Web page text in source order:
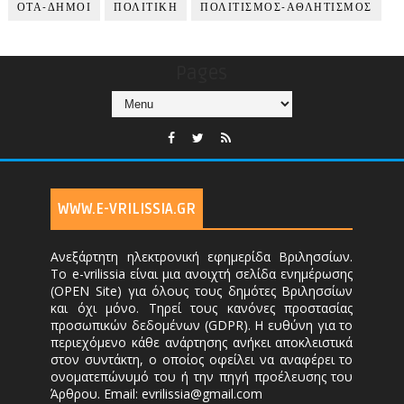
ΟΤΑ-ΔΗΜΟΙ ΠΟΛΙΤΙΚΗ ΠΟΛΙΤΙΣΜΟΣ-ΑΘΛΗΤΙΣΜΟΣ
WWW.E-VRILISSIA.GR
Ανεξάρτητη ηλεκτρονική εφημερίδα Βριλησσίων.
Το e-vrilissia είναι μια ανοιχτή σελίδα ενημέρωσης
(OPEN Site) για όλους τους δημότες Βριλησσίων
και όχι μόνο. Τηρεί τους κανόνες προστασίας
προσωπικών δεδομένων (GDPR). Η ευθύνη για το
περιεχόμενο κάθε ανάρτησης ανήκει αποκλειστικά
στον συντάκτη, ο οποίος οφείλει να αναφέρει το
ονοματεπώνυμό του ή την πηγή προέλευσης του
Άρθρου. Email: evrilissia@gmail.com